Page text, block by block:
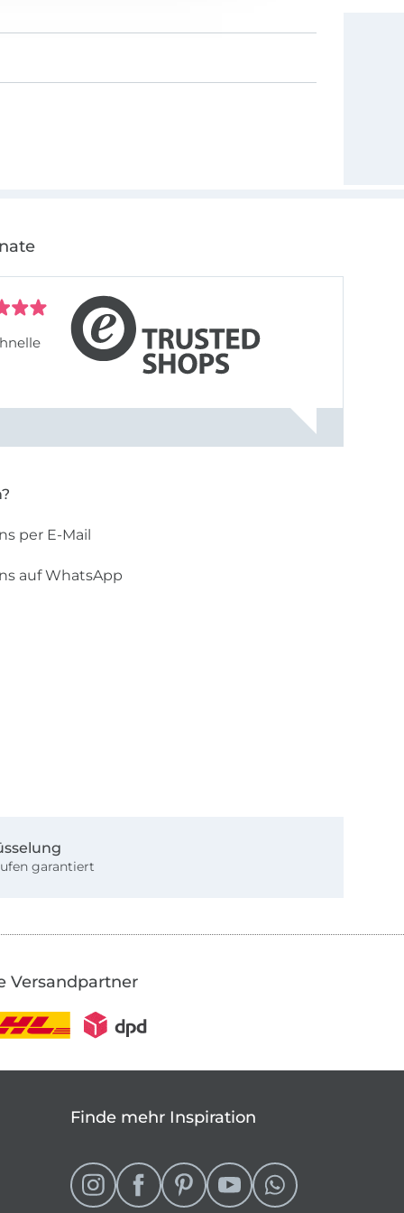
per E-Mail
auf WhatsApp
garantiert
Versandpartner
Finde mehr Inspiration